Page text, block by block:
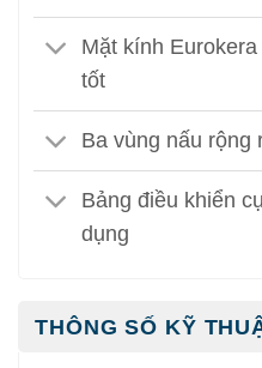
Mặt kính
tốt
Ba vùng nấu rộng
Bảng điều khiển
dụng
THÔNG SỐ KỸ